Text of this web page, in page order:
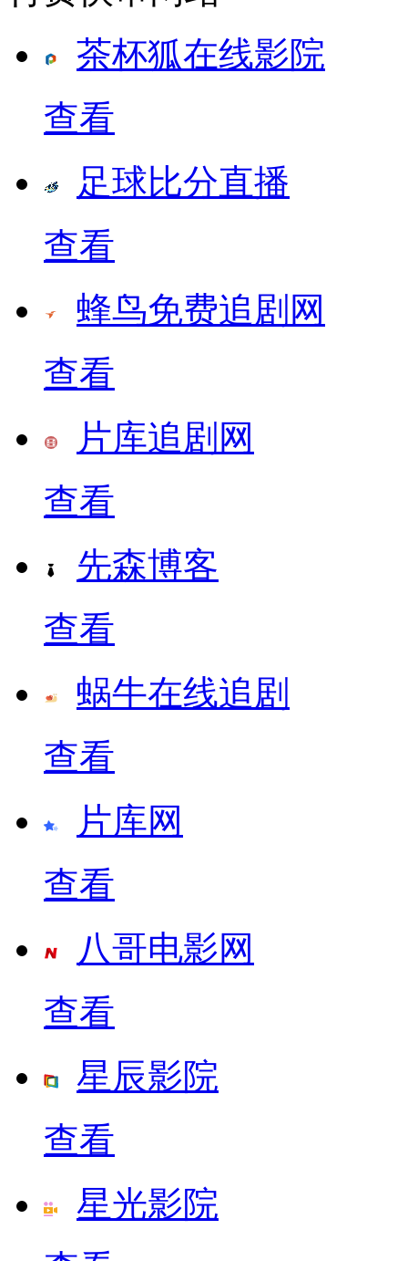
茶杯狐在线影院
查看
足球比分直播
查看
蜂鸟免费追剧网
查看
片库追剧网
查看
先森博客
查看
蜗牛在线追剧
查看
片库网
查看
八哥电影网
查看
星辰影院
查看
星光影院